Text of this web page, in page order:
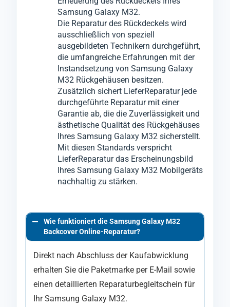
Samsung Galaxy M32.
Die Reparatur des Rückdeckels wird
ausschließlich von speziell
ausgebildeten Technikern durchgeführt,
die umfangreiche Erfahrungen mit der
Instandsetzung von Samsung Galaxy
M32 Rückgehäusen besitzen.
Zusätzlich sichert LieferReparatur jede
durchgeführte Reparatur mit einer
Garantie ab, die die Zuverlässigkeit und
ästhetische Qualität des Rückgehäuses
Ihres Samsung Galaxy M32 sicherstellt.
Mit diesen Standards verspricht
LieferReparatur das Erscheinungsbild
Ihres Samsung Galaxy M32 Mobilgeräts
nachhaltig zu stärken.
Wie funktioniert die Samsung Galaxy M32
Backcover Online-Reparatur?
Direkt nach Abschluss der Kaufabwicklung
erhalten Sie die Paketmarke per E-Mail sowie
einen detaillierten Reparaturbegleitschein für
Ihr Samsung Galaxy M32.